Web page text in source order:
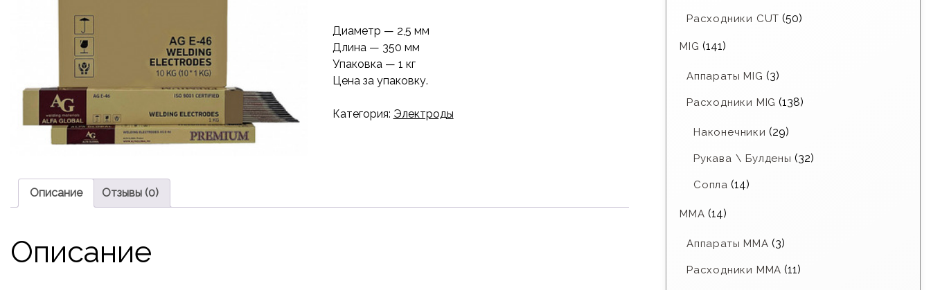
Диаметр — 2,5 мм
Длина — 350 мм
Упаковка — 1 кг
Цена за упаковку.
Категория: Электроды
Описание Отзывы (0)
Описание
Расходники CUT (50)
MIG (141)
Аппараты MIG (3)
Расходники MIG (138)
Наконечники (29)
Рукава \ Булдены (32)
Сопла (14)
MMA (14)
Аппараты MMA (3)
Расходники ММА (11)